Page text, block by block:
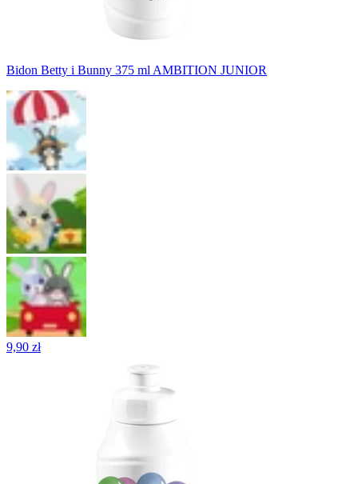
Bidon Betty i Bunny 375 ml AMBITION JUNIOR
9,90 zł